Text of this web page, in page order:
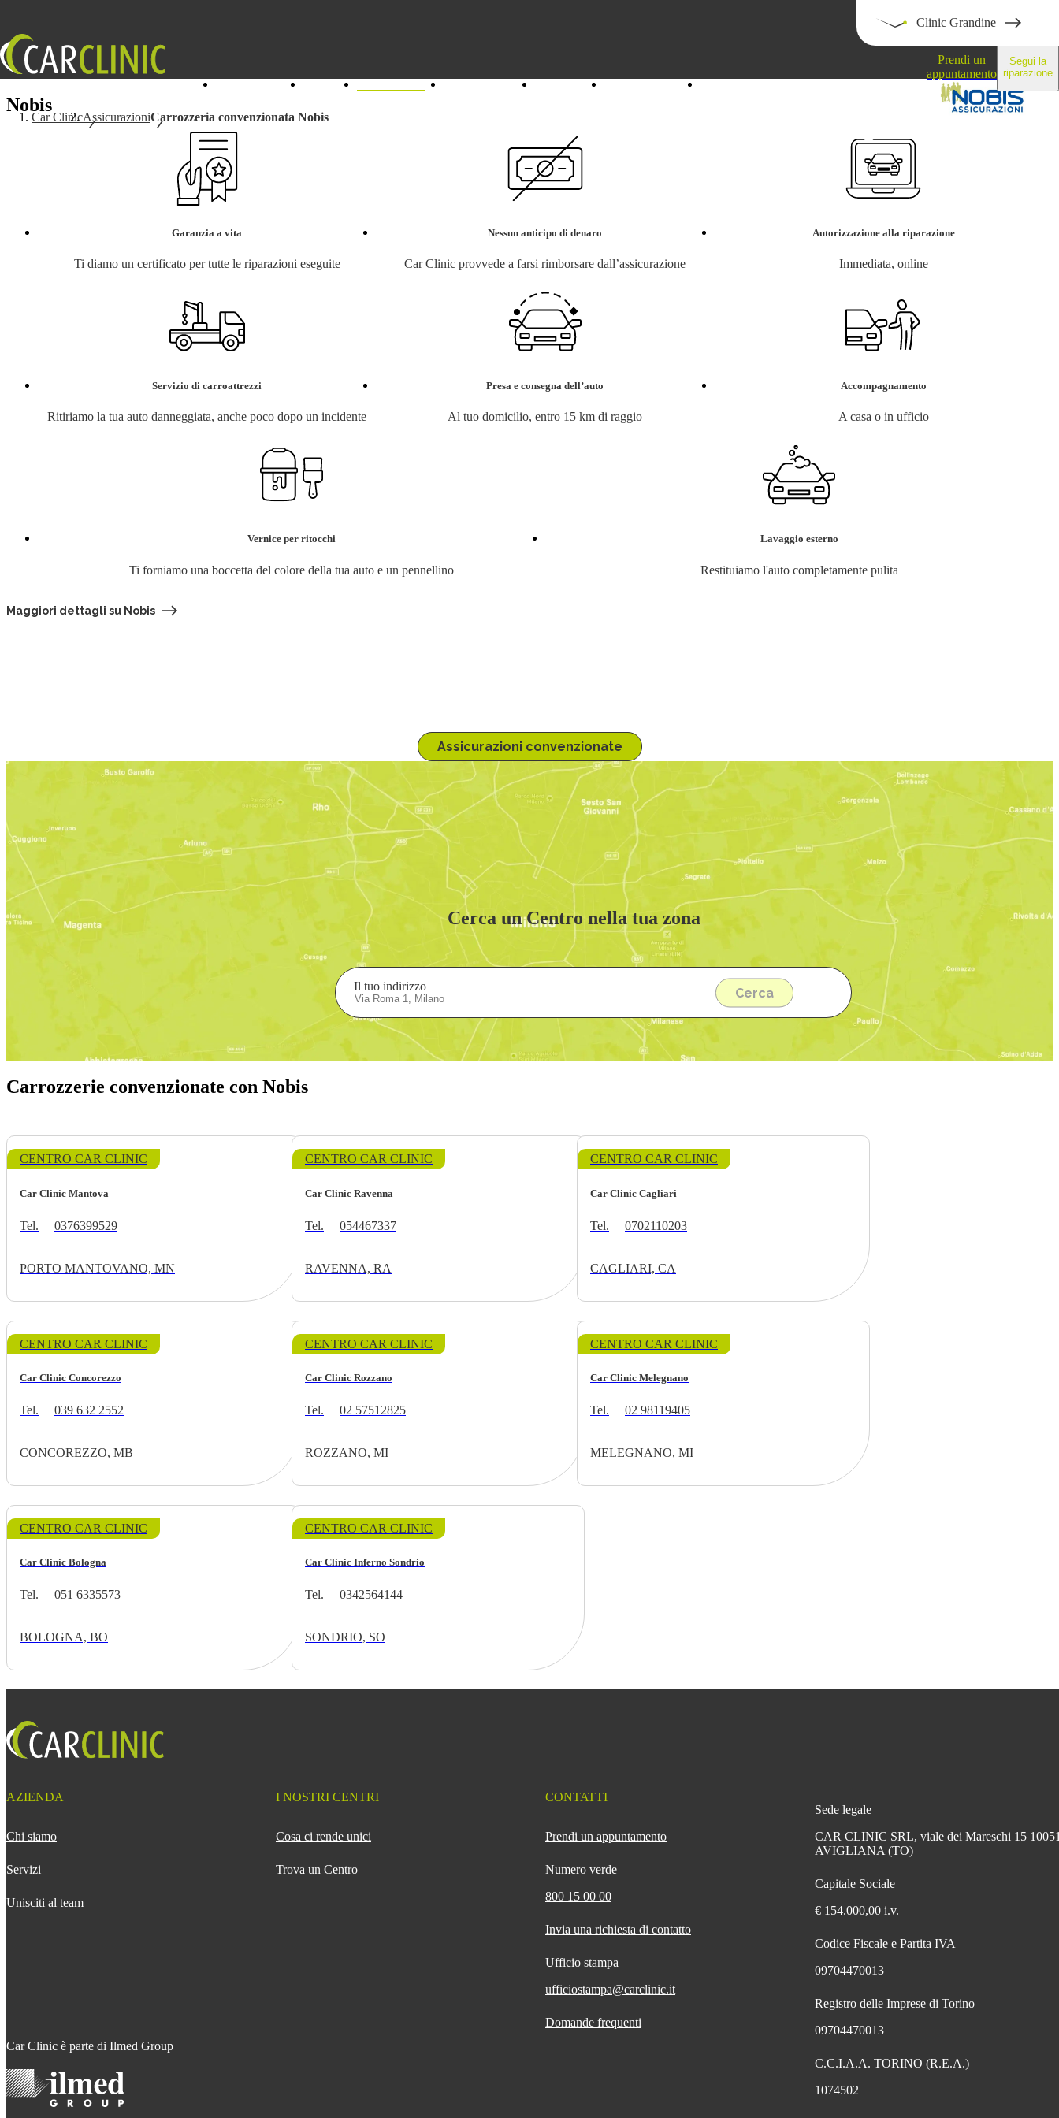
Prendi un
appuntamento
Segui la
riparazione
Clinic Grandine
Car ClinicAssicurazioniCarrozzeria convenzionata Nobis
Nobis
Garanzia a vita
Ti diamo un certificato per tutte le riparazioni eseguite
Nessun anticipo di denaro
Car Clinic provvede a farsi rimborsare dall’assicurazione
Autorizzazione alla riparazione
Immediata, online
Servizio di carroattrezzi
Ritiriamo la tua auto danneggiata, anche poco dopo un incidente
Presa e consegna dell’auto
Al tuo domicilio, entro 15 km di raggio
Accompagnamento
A casa o in ufficio
Vernice per ritocchi
Ti forniamo una boccetta del colore della tua auto e un pennellino
Lavaggio esterno
Restituiamo l'auto completamente pulita
Maggiori dettagli su Nobis
Assicurazioni convenzionate
Cerca un Centro nella tua zona
Il tuo indirizzo Cerca
Carrozzerie convenzionate con Nobis
CENTRO CAR CLINIC
Car Clinic Mantova
Tel. 0376399529
PORTO MANTOVANO, MN
CENTRO CAR CLINIC
Car Clinic Ravenna
Tel. 054467337
RAVENNA, RA
CENTRO CAR CLINIC
Car Clinic Cagliari
Tel. 0702110203
CAGLIARI, CA
CENTRO CAR CLINIC
Car Clinic Concorezzo
Tel. 039 632 2552
CONCOREZZO, MB
CENTRO CAR CLINIC
Car Clinic Rozzano
Tel. 02 57512825
ROZZANO, MI
CENTRO CAR CLINIC
Car Clinic Melegnano
Tel. 02 98119405
MELEGNANO, MI
CENTRO CAR CLINIC
Car Clinic Bologna
Tel. 051 6335573
BOLOGNA, BO
CENTRO CAR CLINIC
Car Clinic Inferno Sondrio
Tel. 0342564144
SONDRIO, SO
AZIENDA
Chi siamo
Servizi
Unisciti al team
Car Clinic è parte di Ilmed Group
I NOSTRI CENTRI
Cosa ci rende unici
Trova un Centro
CONTATTI
Prendi un appuntamento
Numero verde
800 15 00 00
Invia una richiesta di contatto
Ufficio stampa
ufficiostampa@carclinic.it
Domande frequenti
Sede legale
CAR CLINIC SRL, viale dei Mareschi 15
AVIGLIANA (TO)
Capitale Sociale
€ 154.000,00 i.v.
Codice Fiscale e Partita IVA
09704470013
Registro delle Imprese di Torino
09704470013
C.C.I.A.A. TORINO (R.E.A.)
1074502